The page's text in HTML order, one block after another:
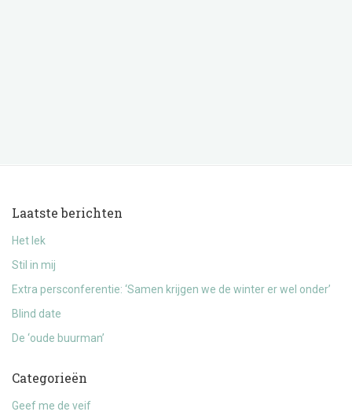
Laatste berichten
Het lek
Stil in mij
Extra persconferentie: ‘Samen krijgen we de winter er wel onder’
Blind date
De ‘oude buurman’
Categorieën
Geef me de veif